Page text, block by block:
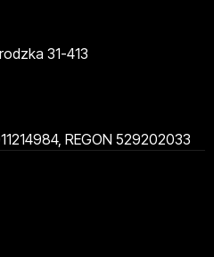
31-413
REGON 529202033